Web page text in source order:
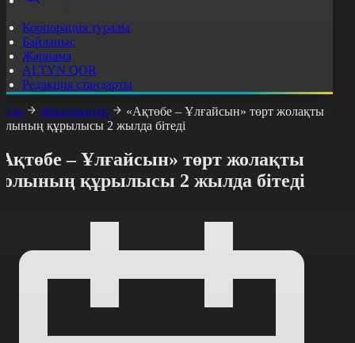
Корпорация туралы
Байланыс
Жарнама
ALTYN QOR
Редакция стандарты
Жаңалықтар
«Ақтөбе – Ұлғайсын» төрт жолақты
құрылысы 2 жылда бітеді
– Ұлғайсын» төрт жолақты
құрылысы 2 жылда бітеді